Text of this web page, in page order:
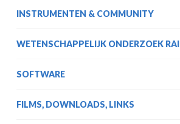
INSTRUMENTEN & COMMUNITY
WETENSCHAPPELIJK ONDERZOEK RAI
SOFTWARE
FILMS, DOWNLOADS, LINKS